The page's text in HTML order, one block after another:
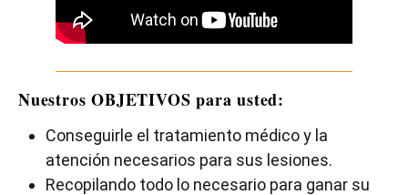
Nuestros OBJETIVOS para usted:
Conseguirle el tratamiento médico y la
atención necesarios para sus lesiones.
Recopilando todo lo necesario para ganar su